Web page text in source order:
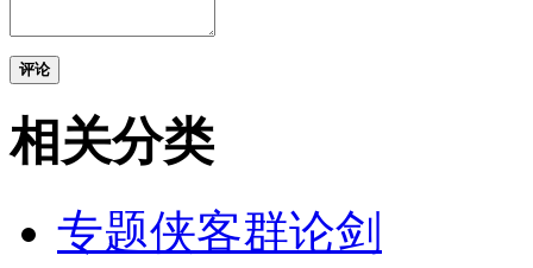
评论
相关分类
专题侠客群论剑